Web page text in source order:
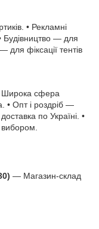
• Рекламні
Будівництво — для
для фіксації тентів
Широка сфера
• Опт і роздріб —
по Україні. •
— Магазин-склад